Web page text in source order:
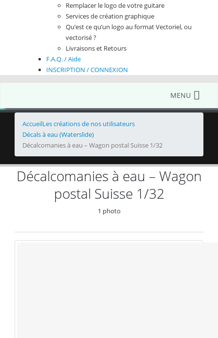
Remplacer le logo de votre guitare
Services de création graphique
Qu’est ce qu’un logo au format Vectoriel, ou
vectorisé ?
Livraisons et Retours
F.A.Q. / Aide
INSCRIPTION / CONNEXION
MENU
AccueilLes créations de nos utilisateurs
Décals à eau (Waterslide)
Décalcomanies à eau – Wagon postal Suisse 1/32
Décalcomanies à eau – Wagon
postal Suisse 1/32
1 photo